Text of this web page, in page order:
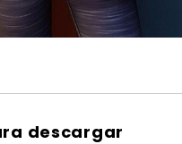
descargar